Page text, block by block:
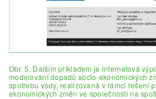
Obr. 5. Dalším příkladem je internetová
modelování dopadů socio-ekonomických
spotřebu vody, realizovaná v rámci řešení
ekonomických změn ve společnosti na